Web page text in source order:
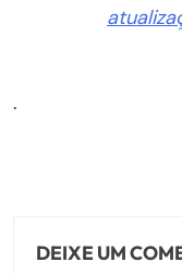
.
DEIXE UM